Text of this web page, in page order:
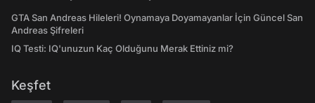
GTA San Andreas Hileleri! Oynamaya Doyamayanlar İçin Güncel San
Andreas Şifreleri
IQ Testi: IQ'unuzun Kaç Olduğunu Merak Ettiniz mi?
Keşfet